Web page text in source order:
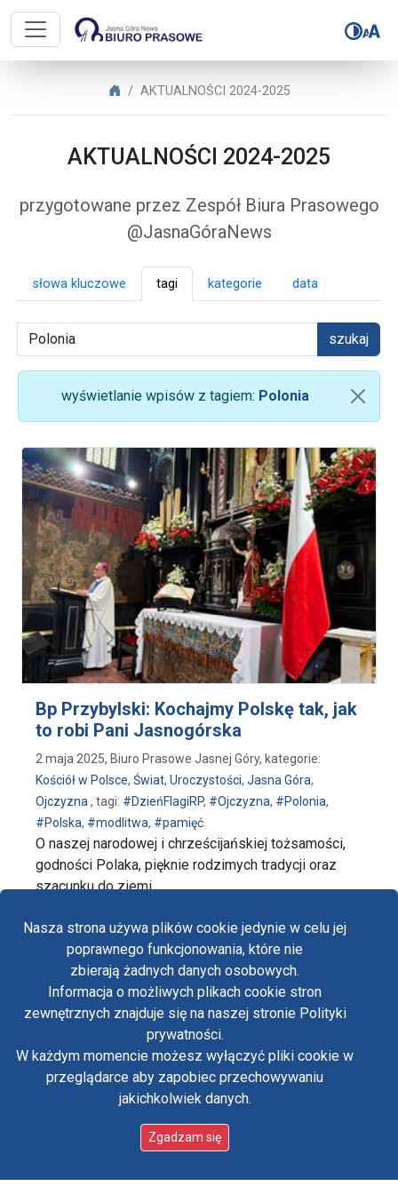
Nasza strona używa plików cookie jedynie w celu jej
poprawnego funkcjonowania, które nie
zbierają żadnych danych osobowych.
Informacja o możliwych plikach cookie stron
zewnętrznych znajduje się na naszej stronie Polityki
prywatności.
W każdym momencie możesz wyłączyć pliki cookie w
przeglądarce aby zapobiec przechowywaniu
jakichkolwiek danych.
Zgadzam się
Biuro Prasowe Jasnej Góry –
Biuro Prasowe Jasnej Góry
AKTUALNOŚCI 2024-2025
AKTUALNOŚCI 2024-2025
przygotowane przez Zespół Biura Prasowego
@JasnaGóraNews
słowa kluczowe tagi kategorie data
szukaj
wyświetlanie wpisów z tagiem: Polonia
Bp Przybylski: Kochajmy Polskę tak, jak
to robi Pani Jasnogórska
2 maja 2025, Biuro Prasowe Jasnej Góry, kategorie:
Kościół w Polsce, Świat, Uroczystości, Jasna Góra,
Ojczyzna, tagi: #DzieńFlagiRP, #Ojczyzna, #Polonia,
#Polska, #modlitwa, #pamięć
O naszej narodowej i chrześcijańskiej tożsamości,
godności Polaka, pięknie rodzimych tradycji oraz
szacunku do ziemi …
czytaj dalej… wpis Bp Przybylski: Kochajmy Polskę tak, jak to robi
Polityka prywatności
Oświadczenie o dostępności
Standardy ochrony małoletnich w klasztorze OO.